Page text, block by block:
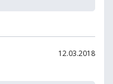
12.03.2018